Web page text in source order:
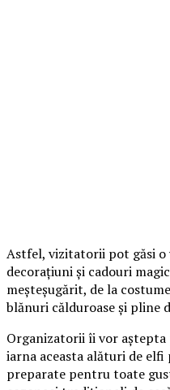
Astfel, vizitatorii pot găsi o
decorațiuni și cadouri
meșteșugărit, de la
blănuri călduroase și pline
Organizatorii îi vor aștepta
iarna aceasta alături de elfi
preparate pentru toate